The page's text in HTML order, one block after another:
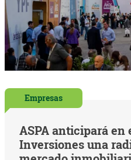
Empresas
ASPA anticipará en
Inversiones una